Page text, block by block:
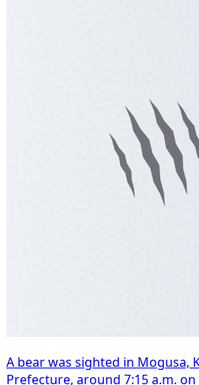
A bear was sighted in Mogusa,
Prefecture, around 7:15 a.m. on